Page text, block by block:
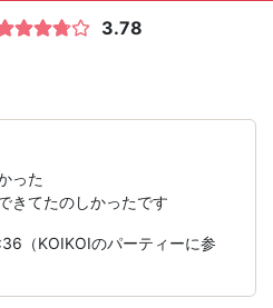
3.78
った
きてたのしかったです
（KOIKOIのパーティーに参